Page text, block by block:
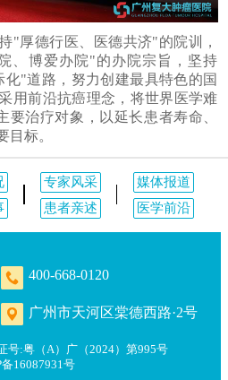
"厚德行医、医德共济"的院训，
、博爱办院"的办院宗旨，坚持
"道路，努力创建最具特色的国
用前沿抗癌理念，将世界医学难
要治疗对象，以延长患者寿命、
目标。
专家风采
媒体报道
患者亲述 医学前沿
400-668-0120
广州市天河区棠德西路·2号
号:粤（A）广（2024）第995号
备16087931号